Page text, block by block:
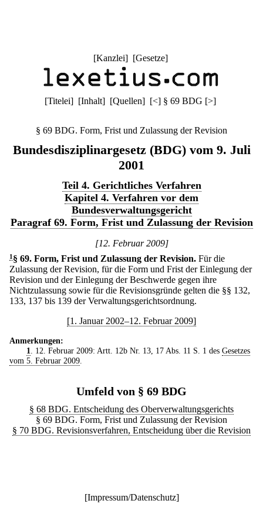
[Kanzlei] [Gesetze]
[Titelei] [Inhalt] [Quellen] [<] § 69 BDG [>]
§ 69 BDG. Form, Frist und Zulassung der Revision
Bundesdisziplinargesetz (BDG) vom 9. Juli
2001
Teil 4. Gerichtliches Verfahren
Kapitel 4. Verfahren vor dem
Bundesverwaltungsgericht
Paragraf 69. Form, Frist und Zulassung der Revision
[12. Februar 2009]
1 § 69. Form, Frist und Zulassung der Revision. Für die
Zulassung der Revision, für die Form und Frist der Einlegung der
Revision und der Einlegung der Beschwerde gegen ihre
Nichtzulassung sowie für die Revisionsgründe gelten die §§ 132,
133, 137 bis 139 der Verwaltungsgerichtsordnung.
[1. Januar 2002–12. Februar 2009]
Anmerkungen:
1
. 12. Februar 2009: Artt. 12b Nr. 13, 17 Abs. 11 S. 1 des Gesetzes
vom 5. Februar 2009
Umfeld von § 69 BDG
§ 68 BDG. Entscheidung des Oberverwaltungsgerichts
§ 69 BDG. Form, Frist und Zulassung der Revision
§ 70 BDG. Revisionsverfahren, Entscheidung über die Revision
[Impressum/Datenschutz]